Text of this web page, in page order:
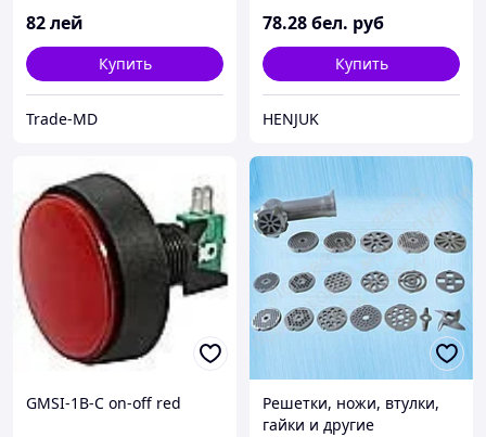
82лей
Купить
Trade-MD
78.28бел. руб
Купить
HENJUK
GMSI-1B-C on-off red
Решетки, ножи, втулки,
гайки и другие